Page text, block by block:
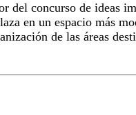
del concurso de ideas
en un espacio más
de las áreas